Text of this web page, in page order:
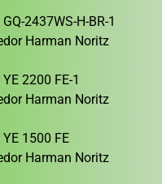
2437WS-H-BR-1
Harman Noritz
2200 FE-1
Harman Noritz
1500 FE
Harman Noritz